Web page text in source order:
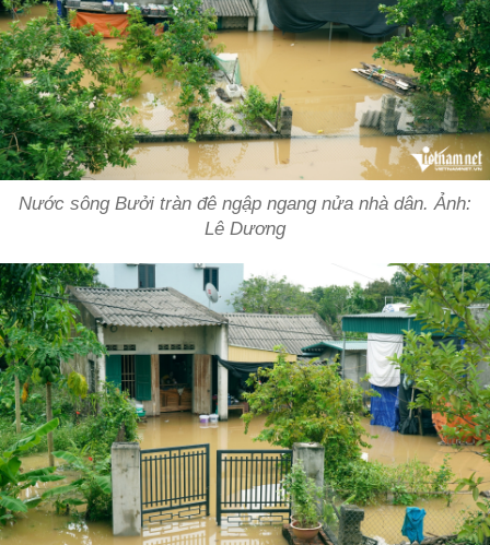
Nước sông Bưởi tràn đê ngập ngang nửa nhà dân. Ảnh:
Lê Dương